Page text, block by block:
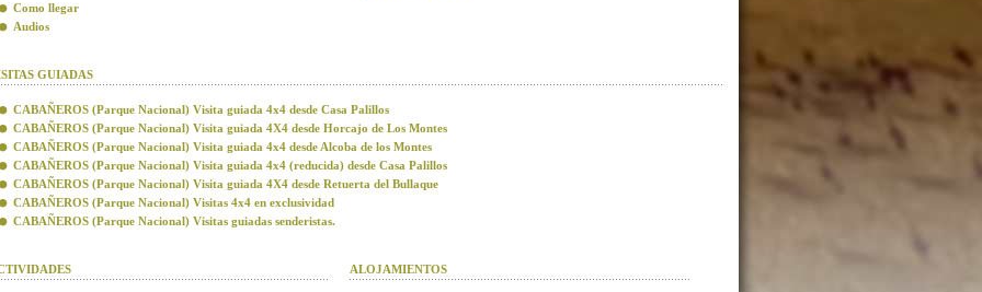
Como llegar
Audios
GUIADAS
CABAÑEROS (Parque Nacional) Visita guiada 4x4 desde Casa Palillos
CABAÑEROS (Parque Nacional) Visita guiada 4X4 desde Horcajo de Los Montes
CABAÑEROS (Parque Nacional) Visita guiada 4x4 desde Alcoba de los Montes
CABAÑEROS (Parque Nacional) Visita guiada 4x4 (reducida) desde Casa Palillos
CABAÑEROS (Parque Nacional) Visita guiada 4X4 desde Retuerta del Bullaque
CABAÑEROS (Parque Nacional) Visitas 4x4 en exclusividad
CABAÑEROS (Parque Nacional) Visitas guiadas senderistas.
ALOJAMIENTOS